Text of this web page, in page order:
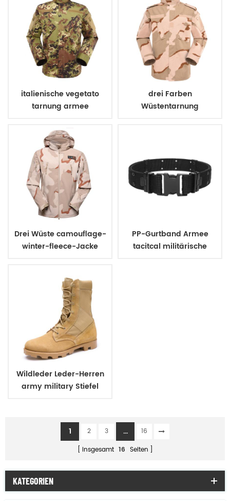
italienische vegetato
tarnung armee
drei Farben
Wüstentarnung
Drei Wüste camouflage-
winter-fleece-Jacke
PP-Gurtband Armee
tacitcal militärische
Wildleder Leder-Herren
army military Stiefel
1 2 3 ...
16
insgesamt 16 Seiten
KATEGORIEN